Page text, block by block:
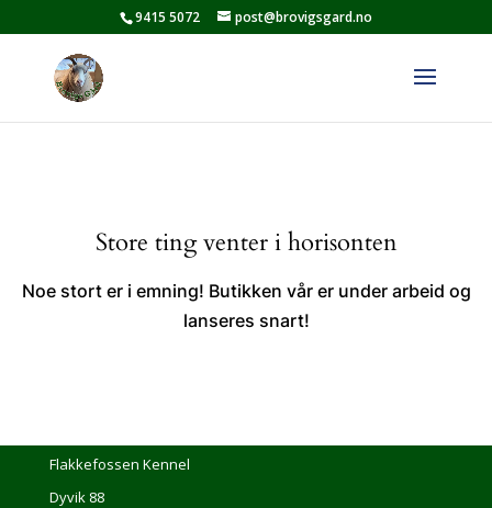
9415 5072 post@brovigsgard.no
Store ting venter i horisonten
Noe stort er i emning! Butikken vår er under arbeid og
lanseres snart!
Flakkefossen Kennel
Dyvik 88